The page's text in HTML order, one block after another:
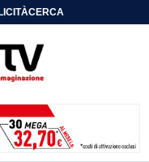
CERCA